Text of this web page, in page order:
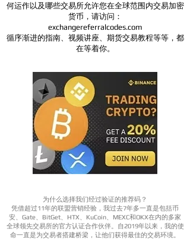
何运作以及哪些交易所允许您在全球范围内交易加密
货币，请访问：
exchangereferralcodes.com
循序渐进的指南、视频讲座、期货交易教程等等，都
在等着你。
为什么选择我们经过验证的推荐码？
凭借超过11年的联盟营销经验，我过去7年多一直是包括币
安、Gate、BitGet、HTX、KuCoin、MEXC和OKX在内的多家
全球领先交易所的官方认证合作伙伴。自2019年以来，我的使
命一直是为交易者搭建桥梁，让他们获得最佳的交易环境。